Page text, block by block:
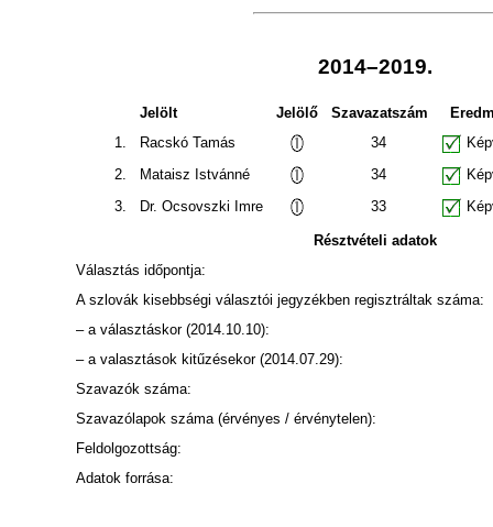
2014–2019.
Jelölt Jelölő Szavazatszám
1.
Racskó Tamás 34
2.
Mataisz Istvánné 34
3.
Dr. Ocsovszki Imre 33
Résztvételi adatok
Választás időpontja:
A szlovák kisebbségi választói jegyzékben regisztráltak száma:
– a választáskor (2014.10.10):
– a valasztások kitűzésekor (2014.07.29):
Szavazók száma:
Szavazólapok száma (érvényes / érvénytelen):
Feldolgozottság:
Adatok forrása: